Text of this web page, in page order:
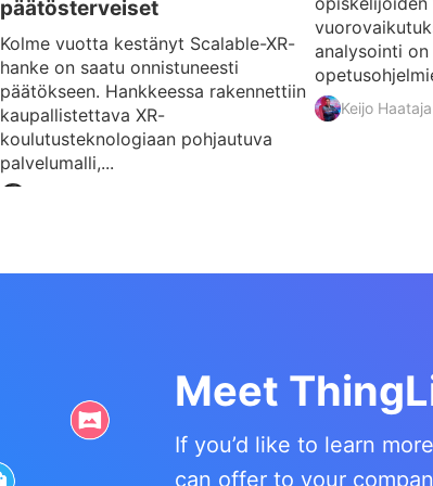
päätösterveiset
Kolme vuotta kestänyt Scalable-XR-
hanke on saatu onnistuneesti
päätökseen. Hankkeessa rakennettiin
kaupallistettava XR-
koulutusteknologiaan pohjautuva
palvelumalli,...
analysointi on
Keijo Haataja
Meet
If you’d like to learn
can offer to your